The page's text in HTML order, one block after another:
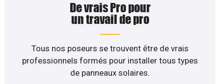
De vrais Pro pour
un travail de pro
Tous nos poseurs se trouvent être de vrais
professionnels formés pour installer tous types
de panneaux solaires.